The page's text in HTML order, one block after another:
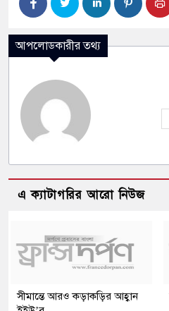
আপলোডকারীর তথ্য
এ ক্যাটাগরির আরো নিউজ
সীমান্তে আরও কড়াকড়ির আহ্বান